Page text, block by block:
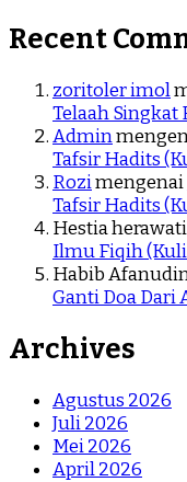
Recent
zoritoler imol
Telaah
Admin
Tafsir Hadits
Rozimengenai
Tafsir Hadits
Hestia herawati
Ilmu Fiqih
Habib
Ganti Doa Dari
Archives
Agustus 2026
Juli 2026
Mei 2026
April 2026